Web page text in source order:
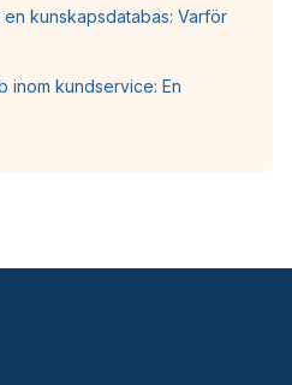
kunskapsdatabas: Varför
inom kundservice: En